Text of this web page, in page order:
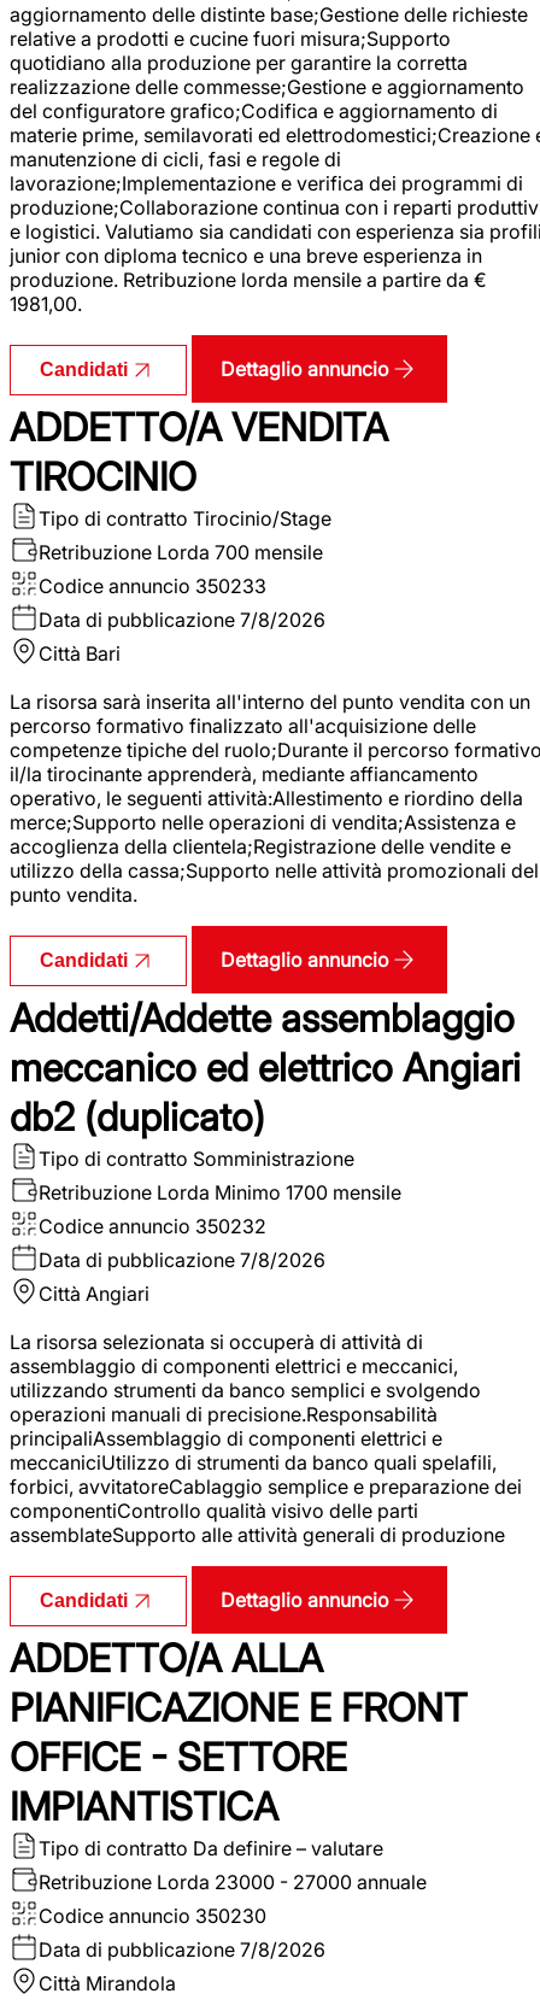
aggiornamento delle distinte base;Gestione delle richieste
relative a prodotti e cucine fuori misura;Supporto
quotidiano alla produzione per garantire la corretta
realizzazione delle commesse;Gestione e aggiornamento
del configuratore grafico;Codifica e aggiornamento di
materie prime, semilavorati ed elettrodomestici;Creazione
manutenzione di cicli, fasi e regole di
lavorazione;Implementazione e verifica dei programmi di
produzione;Collaborazione continua con i reparti
e logistici. Valutiamo sia candidati con esperienza sia
junior con diploma tecnico e una breve esperienza in
produzione. Retribuzione lorda mensile a partire da €
1981,00.
Candidati Dettaglio annuncio
ADDETTO/A VENDITA
TIROCINIO
Tipo di contratto Tirocinio/Stage
Retribuzione Lorda 700 mensile
Codice annuncio 350233
Data di pubblicazione 7/8/2026
Città Bari
La risorsa sarà inserita all'interno del punto vendita con un
percorso formativo finalizzato all'acquisizione delle
competenze tipiche del ruolo;Durante il percorso
il/la tirocinante apprenderà, mediante affiancamento
operativo, le seguenti attività:Allestimento e riordino della
merce;Supporto nelle operazioni di vendita;Assistenza e
accoglienza della clientela;Registrazione delle vendite e
utilizzo della cassa;Supporto nelle attività promozionali del
punto vendita.
Candidati Dettaglio annuncio
Addetti/Addette assemblaggio
meccanico ed elettrico Angiari
db2 (duplicato)
Tipo di contratto Somministrazione
Retribuzione Lorda Minimo 1700 mensile
Codice annuncio 350232
Data di pubblicazione 7/8/2026
Città Angiari
La risorsa selezionata si occuperà di attività di
assemblaggio di componenti elettrici e meccanici,
utilizzando strumenti da banco semplici e svolgendo
operazioni manuali di precisione.Responsabilità
principaliAssemblaggio di componenti elettrici e
meccaniciUtilizzo di strumenti da banco quali spelafili,
forbici, avvitatoreCablaggio semplice e preparazione dei
componentiControllo qualità visivo delle parti
assemblateSupporto alle attività generali di produzione
Candidati Dettaglio annuncio
ADDETTO/A ALLA
PIANIFICAZIONE E FRONT
OFFICE - SETTORE
IMPIANTISTICA
Tipo di contratto Da definire – valutare
Retribuzione Lorda 23000 - 27000 annuale
Codice annuncio 350230
Data di pubblicazione 7/8/2026
Città Mirandola